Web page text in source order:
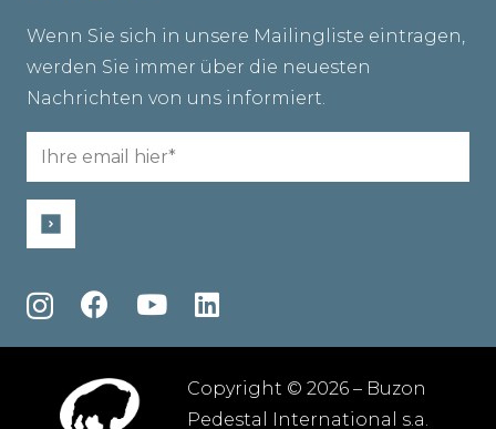
Wenn Sie sich in unsere Mailingliste eintragen,
werden Sie immer über die neuesten
Nachrichten von uns informiert.
Email
(erforderlich)
Copyright © 2026 – Buzon
Pedestal International s.a.